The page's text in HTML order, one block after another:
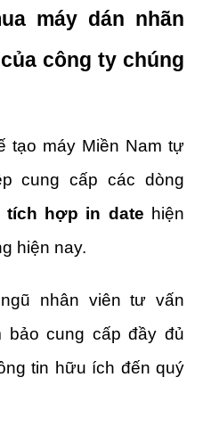
máy dán nhãn
công ty chúng
tạo máy Miền Nam tự
cung cấp các dòng
tích hợp in date hiện
hiện nay.
nhân viên tư vấn
bảo cung cấp đầy đủ
tin hữu ích đến quý